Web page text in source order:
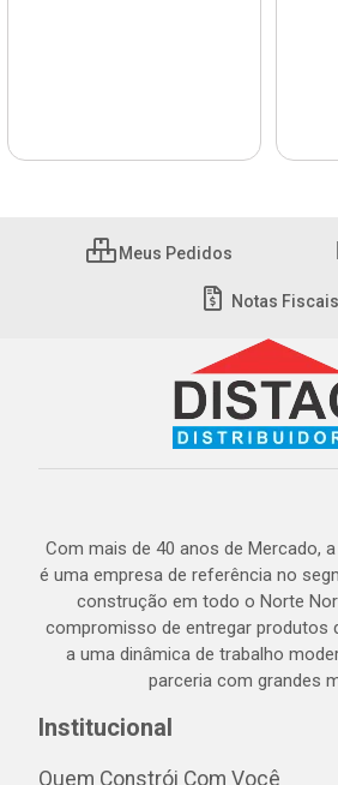
Meus Pedidos
Notas Fiscais
Com mais de 40 anos de Mercado,
é uma empresa de referência no
construção em todo o Norte
compromisso de entregar produtos
a uma dinâmica de trabalho
parceria com grandes
Institucional
Quem Constrói Com Você